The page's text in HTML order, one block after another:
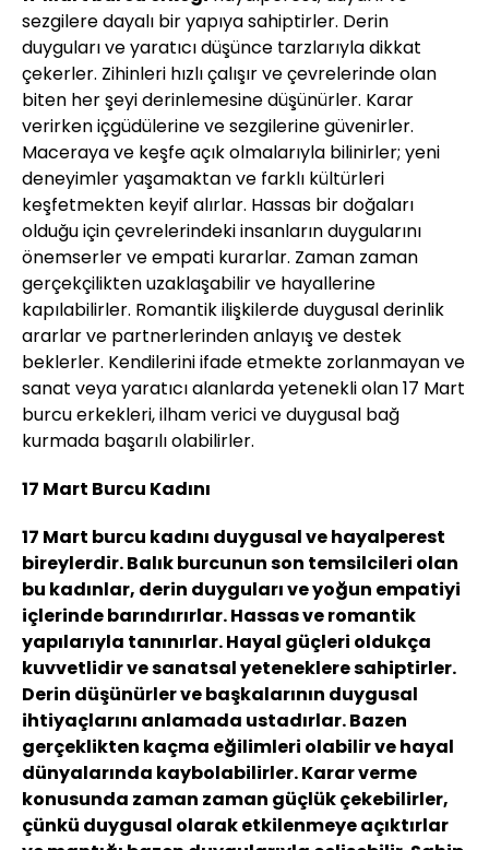
sezgilere dayalı bir yapıya sahiptirler. Derin
duyguları ve yaratıcı düşünce tarzlarıyla dikkat
çekerler. Zihinleri hızlı çalışır ve çevrelerinde olan
biten her şeyi derinlemesine düşünürler. Karar
verirken içgüdülerine ve sezgilerine güvenirler.
Maceraya ve keşfe açık olmalarıyla bilinirler; yeni
deneyimler yaşamaktan ve farklı kültürleri
keşfetmekten keyif alırlar. Hassas bir doğaları
olduğu için çevrelerindeki insanların duygularını
önemserler ve empati kurarlar. Zaman zaman
gerçekçilikten uzaklaşabilir ve hayallerine
kapılabilirler. Romantik ilişkilerde duygusal derinlik
ararlar ve partnerlerinden anlayış ve destek
beklerler. Kendilerini ifade etmekte zorlanmayan ve
sanat veya yaratıcı alanlarda yetenekli olan 17 Mart
burcu erkekleri, ilham verici ve duygusal bağ
kurmada başarılı olabilirler.
17 Mart Burcu Kadını
17 Mart burcu kadını duygusal ve hayalperest
bireylerdir. Balık burcunun son temsilcileri olan
bu kadınlar, derin duyguları ve yoğun empatiyi
içlerinde barındırırlar. Hassas ve romantik
yapılarıyla tanınırlar. Hayal güçleri oldukça
kuvvetlidir ve sanatsal yeteneklere sahiptirler.
Derin düşünürler ve başkalarının duygusal
ihtiyaçlarını anlamada ustadırlar. Bazen
gerçeklikten kaçma eğilimleri olabilir ve hayal
dünyalarında kaybolabilirler. Karar verme
konusunda zaman zaman güçlük çekebilirler,
çünkü duygusal olarak etkilenmeye açıktırlar